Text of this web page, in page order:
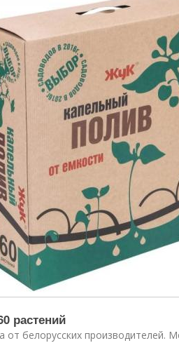
растений
от белорусских производителей.